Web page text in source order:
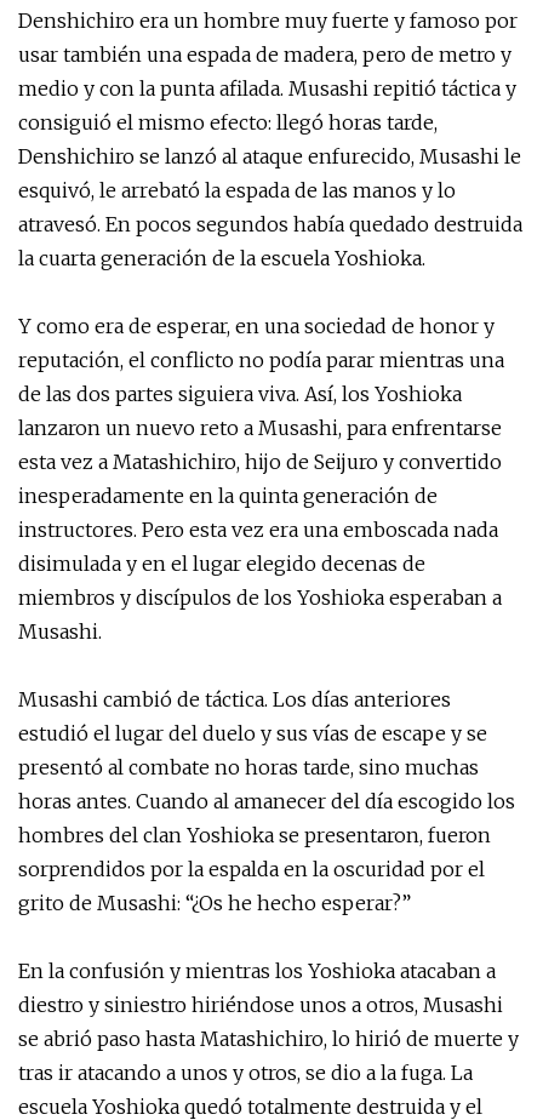
Denshichiro era un hombre muy fuerte y famoso por
usar también una espada de madera, pero de metro y
medio y con la punta afilada. Musashi repitió táctica y
consiguió el mismo efecto: llegó horas tarde,
Denshichiro se lanzó al ataque enfurecido, Musashi le
esquivó, le arrebató la espada de las manos y lo
atravesó. En pocos segundos había quedado destruida
la cuarta generación de la escuela Yoshioka.
Y como era de esperar, en una sociedad de honor y
reputación, el conflicto no podía parar mientras una
de las dos partes siguiera viva. Así, los Yoshioka
lanzaron un nuevo reto a Musashi, para enfrentarse
esta vez a Matashichiro, hijo de Seijuro y convertido
inesperadamente en la quinta generación de
instructores. Pero esta vez era una emboscada nada
disimulada y en el lugar elegido decenas de
miembros y discípulos de los Yoshioka esperaban a
Musashi.
Musashi cambió de táctica. Los días anteriores
estudió el lugar del duelo y sus vías de escape y se
presentó al combate no horas tarde, sino muchas
horas antes. Cuando al amanecer del día escogido los
hombres del clan Yoshioka se presentaron, fueron
sorprendidos por la espalda en la oscuridad por el
grito de Musashi: “¿Os he hecho esperar?”
En la confusión y mientras los Yoshioka atacaban a
diestro y siniestro hiriéndose unos a otros, Musashi
se abrió paso hasta Matashichiro, lo hirió de muerte y
tras ir atacando a unos y otros, se dio a la fuga. La
escuela Yoshioka quedó totalmente destruida y el